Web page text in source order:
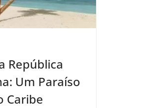
República
Um Paraíso
Caribe